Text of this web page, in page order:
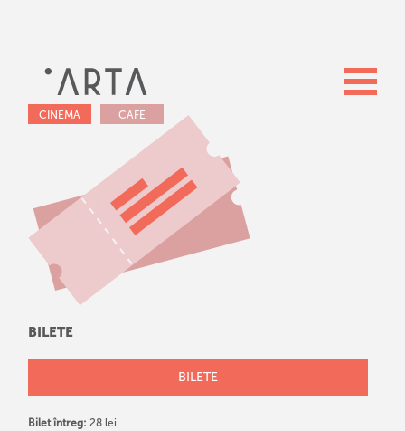
CINEMA CAFE
BILETE
BILETE
Bilet întreg: 28 lei